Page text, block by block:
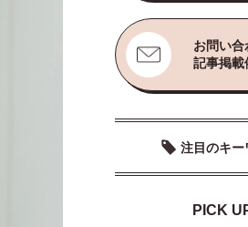
お問い合
記事掲載
注目のキー
PICK